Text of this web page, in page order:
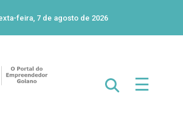
feira, 7 de agosto de 2026
☰